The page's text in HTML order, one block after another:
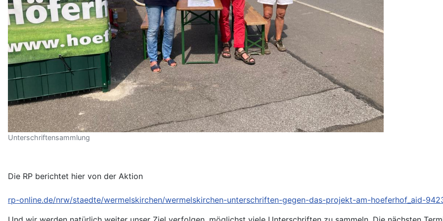
Unterschriftensammlung
Die RP berichtet hier von der Aktion
rp-online.de/nrw/staedte/wermelskirchen/wermelskirchen-unterschriften-gegen-das-projekt-am-hoeferhof_aid-